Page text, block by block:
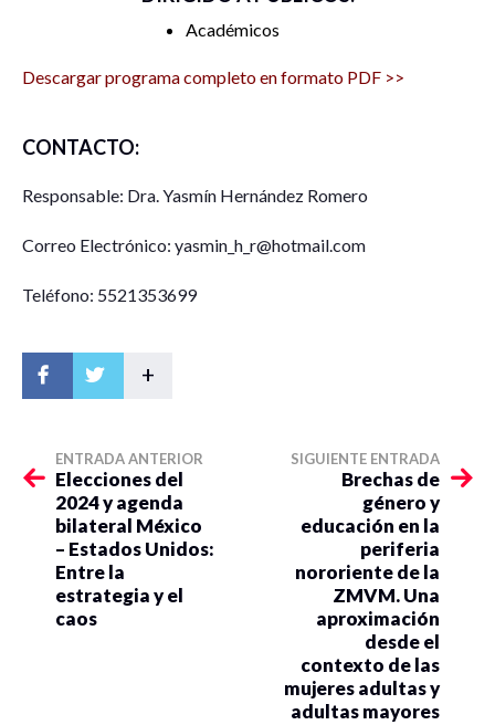
Académicos
Descargar programa completo en formato PDF >>
CONTACTO:
Responsable: Dra. Yasmín Hernández Romero
Correo Electrónico: yasmin_h_r@hotmail.com
Teléfono: 5521353699
+
ENTRADA ANTERIOR
Elecciones del
2024 y agenda
bilateral México
– Estados Unidos:
Entre la
estrategia y el
caos
SIGUIENTE ENTRADA
Brechas de
género y
educación en la
periferia
nororiente de la
ZMVM. Una
aproximación
desde el
contexto de las
mujeres adultas y
adultas mayores